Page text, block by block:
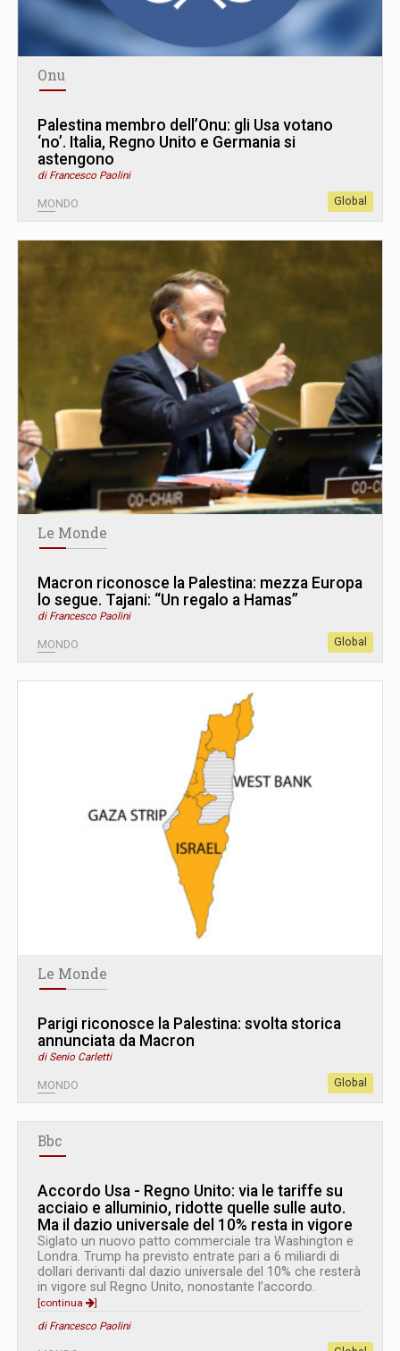
Onu
Palestina membro dell’Onu: gli Usa votano
‘no’. Italia, Regno Unito e Germania si
astengono
di Francesco Paolini
MONDO Global
Le Monde
Macron riconosce la Palestina: mezza Europa
lo segue. Tajani: “Un regalo a Hamas”
di Francesco Paolini
MONDO Global
Le Monde
Parigi riconosce la Palestina: svolta storica
annunciata da Macron
di Senio Carletti
MONDO Global
Bbc
Accordo Usa - Regno Unito: via le tariffe su
acciaio e alluminio, ridotte quelle sulle auto.
Ma il dazio universale del 10% resta in vigore
Siglato un nuovo patto commerciale tra Washington e
Londra. Trump ha previsto entrate pari a 6 miliardi di
dollari derivanti dal dazio universale del 10% che resterà
in vigore sul Regno Unito, nonostante l’accordo.
[continua
]
di Francesco Paolini